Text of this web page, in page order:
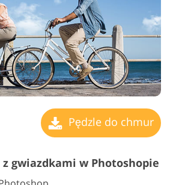
Pędzle do chmur
gwiazdkami w Photoshopie